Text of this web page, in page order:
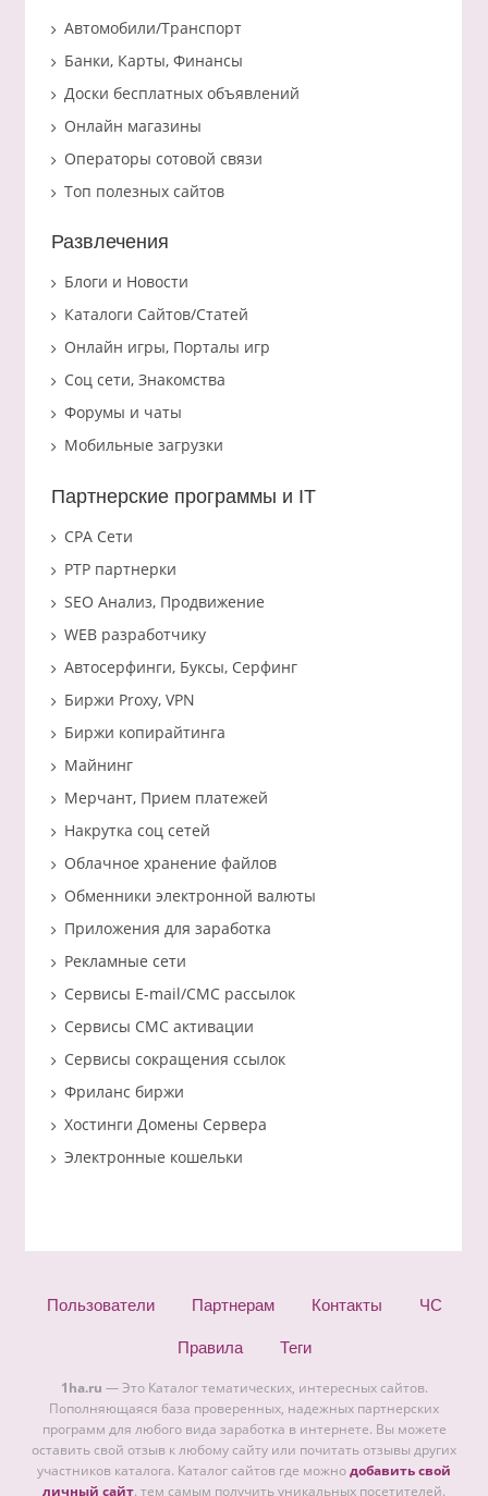
Автомобили/Транспорт
Банки, Карты, Финансы
Доски бесплатных объявлений
Онлайн магазины
Операторы сотовой связи
Топ полезных сайтов
Развлечения
Блоги и Новости
Каталоги Сайтов/Статей
Онлайн игры, Порталы игр
Соц сети, Знакомства
Форумы и чаты
Мобильные загрузки
Партнерские программы и IT
CPA Сети
PTP партнерки
SEO Анализ, Продвижение
WEB разработчику
Автосерфинги, Буксы, Серфинг
Биржи Proxy, VPN
Биржи копирайтинга
Майнинг
Мерчант, Прием платежей
Накрутка соц сетей
Облачное хранение файлов
Обменники электронной валюты
Приложения для заработка
Рекламные сети
Сервисы E-mail/СМС рассылок
Сервисы СМС активации
Сервисы сокращения ссылок
Фриланс биржи
Хостинги Домены Сервера
Электронные кошельки
Пользователи Партнерам Контакты ЧС
Правила Теги
1ha.ru — Это Каталог тематических, интересных сайтов.
Пополняющаяся база проверенных, надежных партнерских
программ для любого вида заработка в интернете. Вы можете
оставить свой отзыв к любому сайту или почитать отзывы других
участников каталога. Каталог сайтов где можнодобавить свой
личный сайт. тем самым получить уникальных посетителей.